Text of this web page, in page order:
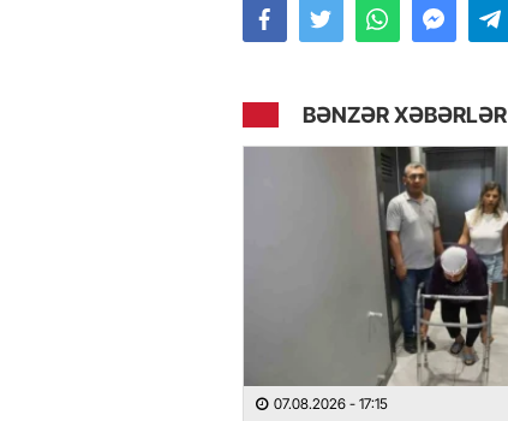
BƏNZƏR XƏBƏRLƏR
07.08.2026 - 17:15